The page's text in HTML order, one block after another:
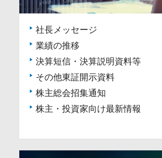
社長メッセージ
業績の推移
決算短信・決算説明資料等
その他東証開示資料
株主総会招集通知
株主・投資家向け最新情報